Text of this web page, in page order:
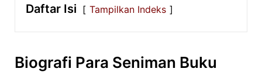
Daftar Isi Tampilkan Indeks
Biografi Para Seniman Buku